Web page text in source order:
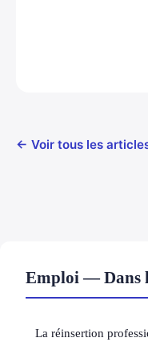
← Voir tous les
Emploi — Dans
La réinsertion